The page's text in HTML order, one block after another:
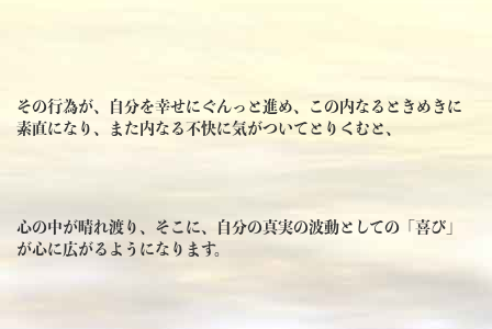
その行為が、自分を幸せにぐんっと進め、この内なるときめきに
素直になり、また内なる不快に気がついてとりくむと、
心の中が晴れ渡り、そこに、自分の真実の波動としての「喜び」
が心に広がるようになります。